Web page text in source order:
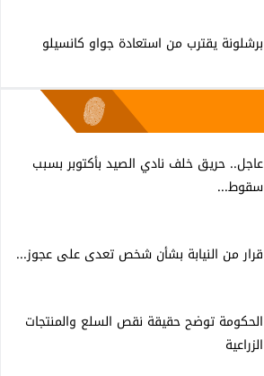
برشلونة يقترب من استعادة جواو كانسيلو
عاجل.. حريق خلف نادي الصيد بأكتوبر بسبب
سقوط...
قرار من النيابة بشأن شخص تعدى على عجوز...
الحكومة توضح حقيقة نقص السلع والمنتجات
الزراعية